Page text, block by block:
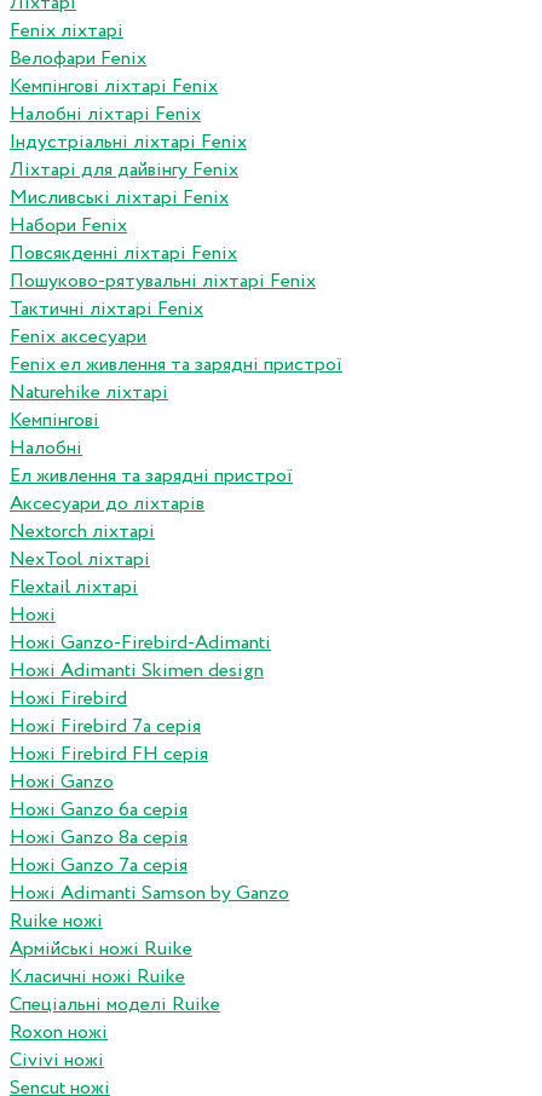
Fenix ліхтарі
Велофари Fenix
Кемпінгові ліхтарі Fenix
Налобні ліхтарі Fenix
Індустріальні ліхтарі Fenix
Ліхтарі для дайвінгу Fenix
Мисливські ліхтарі Fenix
Набори Fenix
Повсякденні ліхтарі Fenix
Пошуково-рятувальні ліхтарі Fenix
Тактичні ліхтарі Fenix
Fenix аксесуари
Fenix ел живлення та зарядні пристрої
Naturehike ліхтарі
Кемпінгові
Налобні
Ел живлення та зарядні пристрої
Аксесуари до ліхтарів
Nextorch ліхтарі
NexTool ліхтарі
Flextail ліхтарі
Ножі
Ножі Ganzo-Firebird-Adimanti
Ножі Adimanti Skimen design
Ножі Firebird
Ножі Firebird 7а серія
Ножі Firebird FH серія
Ножі Ganzo
Ножі Ganzo 6а серія
Ножі Ganzo 8а серія
Ножі Ganzo 7а серія
Ножі Adimanti Samson by Ganzo
Ruike ножі
Армійські ножі Ruike
Класичні ножі Ruike
Спеціальні моделі Ruike
Roxon ножi
Civivi ножі
Sencut ножі